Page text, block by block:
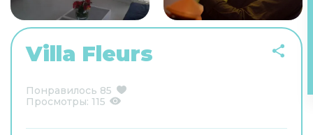
Villa Fleurs
Понравилось 85
Просмотры: 115